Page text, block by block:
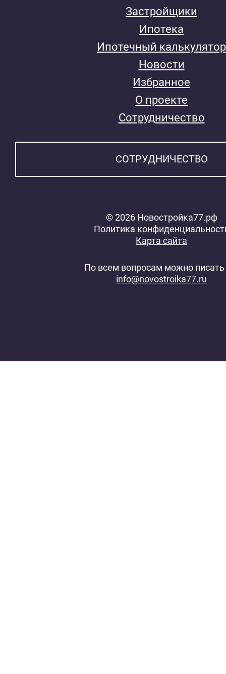
Застройщики
Ипотека
Ипотечный калькулятор
Новости
Избранное
О проекте
Сотрудничество
СОТРУДНИЧЕСТВО
© 2026 Новостройка77.рф
Политика
Карта сайта
По всем вопросам можно писать
info@novostroika77.ru